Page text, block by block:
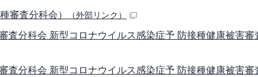
審査分科会） （外部リンク）
分科会 新型コロナウイルス感染症予 防接種健康被害審
分科会 新型コロナウイルス感染症予 防接種健康被害審